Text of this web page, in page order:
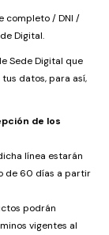
completo / DNI /
Digital.
Sede Digital que
datos, para así,
de los
línea estarán
de 60 días a partir
podrán
vigentes al